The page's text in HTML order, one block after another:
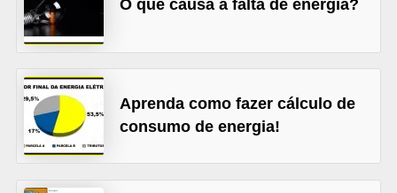
O que causa a falta de energia?
Aprenda como fazer cálculo de
consumo de energia!
o
m
p
o
n
e